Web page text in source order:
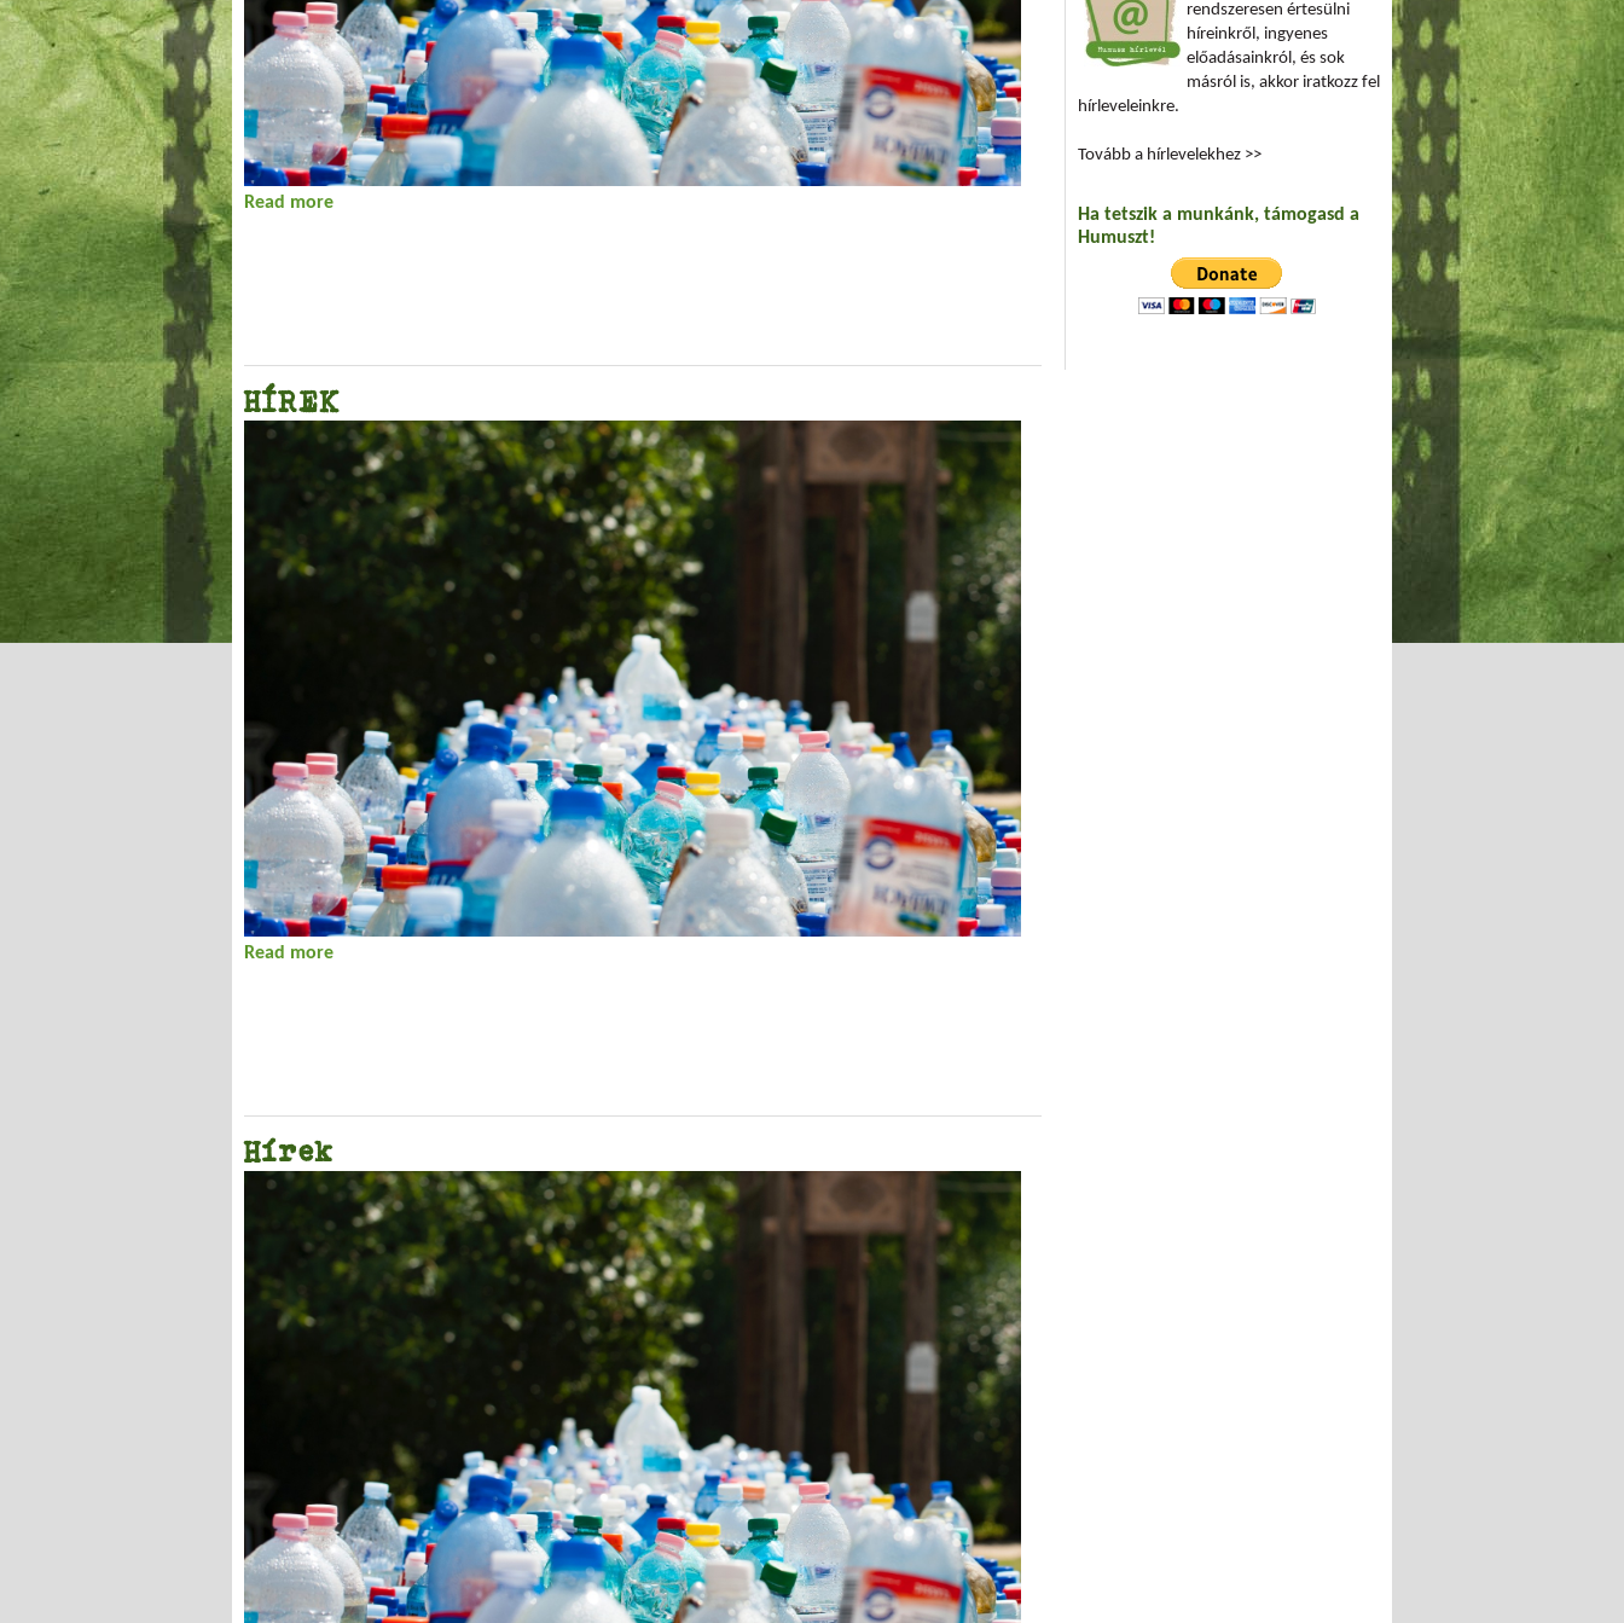
Read more
HÍREK
Read more
Hírek
rendszeresen értesülni
híreinkről, ingyenes
előadásainkról, és sok
másról is, akkor iratkozz fel
hírleveleinkre.
Tovább a hírlevelekhez >>
Ha tetszik a munkánk, támogasd a
Humuszt!